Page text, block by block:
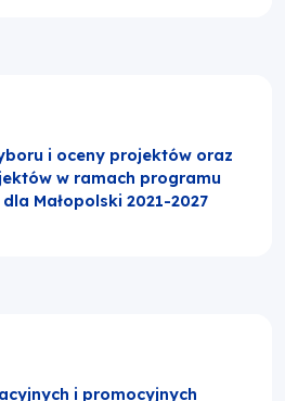
i oceny projektów oraz
w ramach programu
Małopolski 2021-2027
i promocyjnych